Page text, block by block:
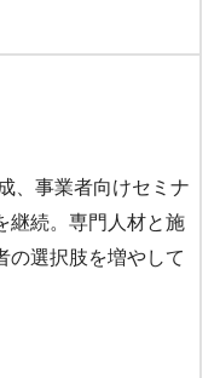
、事業者向けセミナ
継続。専門人材と施
の選択肢を増やして